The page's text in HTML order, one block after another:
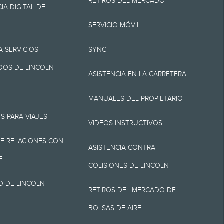
destino/entrega
cargos por
de
No incluye
cargos de
No todos los
para el
el ahorro de
DIGITAL DE
SERVICIOS
DE LINCOLN
PARA VIAJES
RELACIONES CON
DE LINCOLN
SERVICIO MÓVIL
SYNC
ASISTENCIA EN LA CARRETERA
MANUALES DEL PROPIETARIO
VIDEOS INSTRUCTIVOS
ASISTENCIA CONTRA
COLISIONES DE LINCOLN
RETIROS DEL MERCADO DE
BOLSAS DE AIRE